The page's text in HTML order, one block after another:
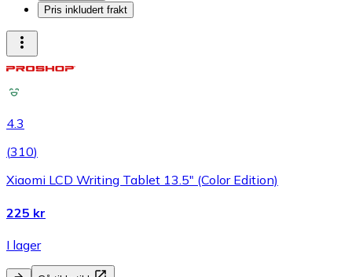
Pris inkludert frakt
4.3
(310)
Xiaomi LCD Writing Tablet 13.5" (Color Edition)
225 kr
I lager